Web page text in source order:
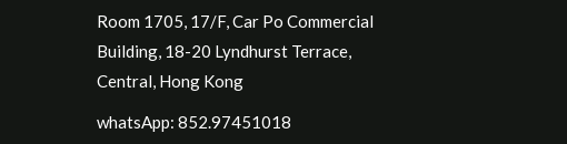
Room 1705, 17/F, Car Po Commercial
Building, 18-20 Lyndhurst Terrace,
Central, Hong Kong
whatsApp: 852.97451018